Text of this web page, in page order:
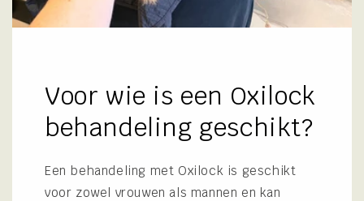
Voor wie is een Oxilock
behandeling geschikt?
Een behandeling met Oxilock is geschikt
voor zowel vrouwen als mannen en kan